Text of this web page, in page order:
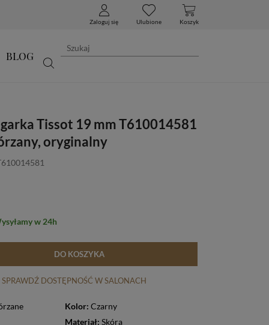
Zaloguj się Ulubione Koszyk
BLOG
Tissot 19 mm T610014581
oryginalny
w 24h
DO KOSZYKA
SPRAWDŹ DOSTĘPNOŚĆ W SALONACH
Kolor: Czarny
Materiał:Skóra